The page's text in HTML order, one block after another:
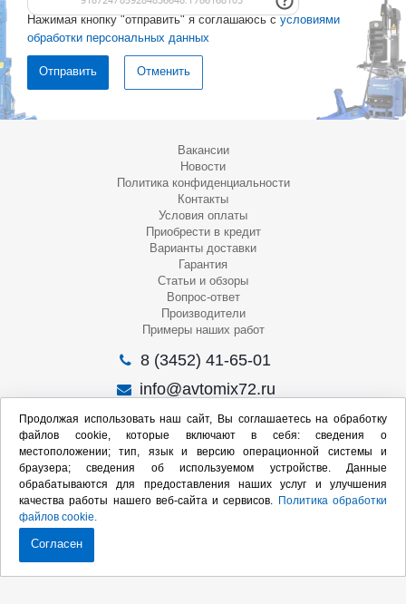
Нажимая кнопку "отправить" я соглашаюсь с условиями
обработки персональных данных
Отменить
Вакансии
Новости
Политика конфиденциальности
Контакты
Условия оплаты
Приобрести в кредит
Варианты доставки
Гарантия
Статьи и обзоры
Вопрос-ответ
Производители
Примеры наших работ
8 (3452) 41-65-01
info@avtomix72.ru
г. Тюмень, ул. 50 лет Октября, 120
Пн-Пт
: 09:00 – 19:00
Сб: 10:00 – 17:00
Вс: Выходной
Мы в социальных сетях:
Продолжая использовать наш сайт, Вы соглашаетесь на обработку
файлов cookie, которые включают в себя: сведения о
местоположении; тип, язык и версию операционной системы и
браузера; сведения об используемом устройстве. Данные
обрабатываются для предоставления наших услуг и улучшения
качества работы нашего веб-сайта и сервисов. Политика обработки
файлов cookie.
Согласен